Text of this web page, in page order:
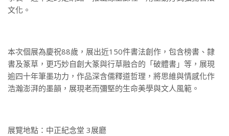
文化。
本次個展為慶祝88歲，展出近150件書法創作，包含榜書、隸
書及篆草，更巧妙自創大篆與行草融合的「破體書」等，展現
逾四十年筆墨功力，作品深含儒釋道哲理，將思維與情感化作
浩瀚澎湃的墨韻，展現老而彌堅的生命美學與文人風範。
展覽地點：中正紀念堂 3展廳